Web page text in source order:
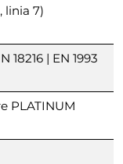
linia 7)
| EN 1993
PLATINUM